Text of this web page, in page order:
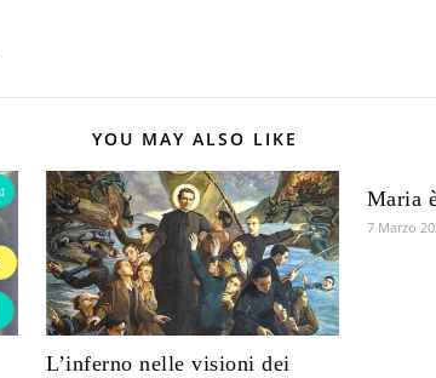
YOU MAY ALSO LIKE
L’inferno nelle visioni dei
Maria
7 Marzo